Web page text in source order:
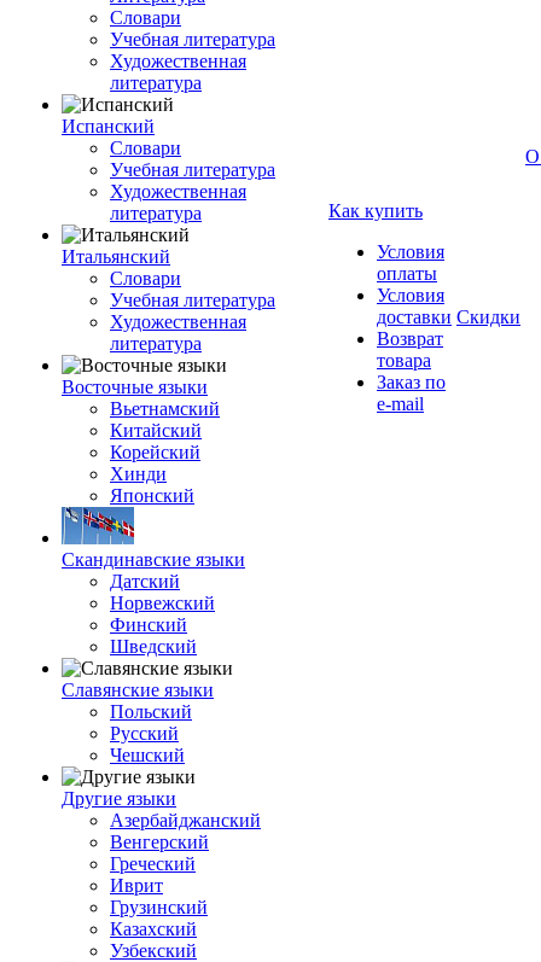
Словари
Учебная литература
Художественная
литература
Испанский
Словари
Учебная литература
Художественная
литература
Итальянский
Словари
Учебная литература
Художественная
литература
Восточные языки
Вьетнамский
Китайский
Корейский
Хинди
Японский
Скандинавские языки
Датский
Норвежский
Финский
Шведский
Славянские языки
Польский
Русский
Чешский
Другие языки
Азербайджанский
Венгерский
Греческий
Иврит
Грузинский
Казахский
Узбекский
Как купить
Условия
оплаты
Условия
доставки
Возврат
товара
Заказ по
e-mail
Скидки
О